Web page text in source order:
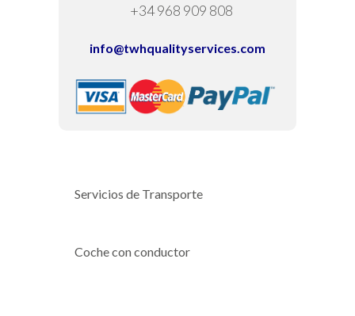
+34 968 909 808
info@twhqualityservices.com
Servicios de Transporte
Coche con conductor